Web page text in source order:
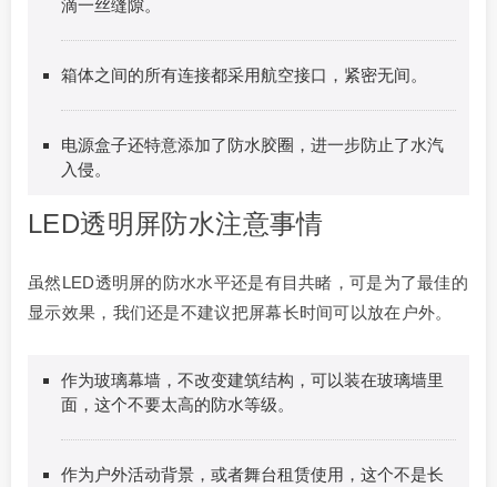
滴一丝缝隙。
箱体之间的所有连接都采用航空接口，紧密无间。
电源盒子还特意添加了防水胶圈，进一步防止了水汽
入侵。
LED透明屏防水注意事情
虽然LED透明屏的防水水平还是有目共睹，可是为了最佳的
显示效果，我们还是不建议把屏幕长时间可以放在户外。
作为玻璃幕墙，不改变建筑结构，可以装在玻璃墙里
面，这个不要太高的防水等级。
作为户外活动背景，或者舞台租赁使用，这个不是长